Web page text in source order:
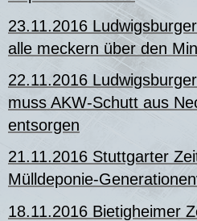
23.11.2016
alle meckern über den
22.11.2016
muss AKW-Schutt aus
entsorgen
21.11.2016 Stuttgarter
Mülldeponie-
18.11.2016 Bietigheimer